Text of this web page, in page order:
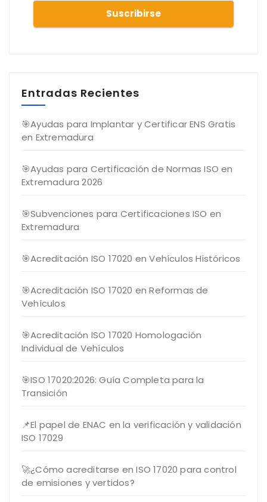
Entradas Recientes
🎯Ayudas para Implantar y Certificar ENS Gratis
en Extremadura
🎯Ayudas para Certificación de Normas ISO en
Extremadura 2026
🎯Subvenciones para Certificaciones ISO en
Extremadura
🎯Acreditación ISO 17020 en Vehículos Históricos
🎯Acreditación ISO 17020 en Reformas de
Vehículos
🎯Acreditación ISO 17020 Homologación
Individual de Vehículos
🎯ISO 17020:2026: Guía Completa para la
Transición
📌El papel de ENAC en la verificación y validación
ISO 17029
🚀¿Cómo acreditarse en ISO 17020 para control
de emisiones y vertidos?